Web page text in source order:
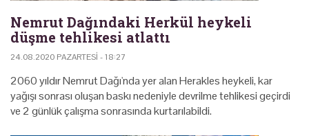
Nemrut Dağındaki Herkül heykeli
düşme tehlikesi atlattı
24.08.2020 PAZARTESI - 18:27
2060 yıldır Nemrut Dağı'nda yer alan Herakles heykeli, kar
yağışı sonrası oluşan baskı nedeniyle devrilme tehlikesi geçirdi
ve 2 günlük çalışma sonrasında kurtarılabildi.